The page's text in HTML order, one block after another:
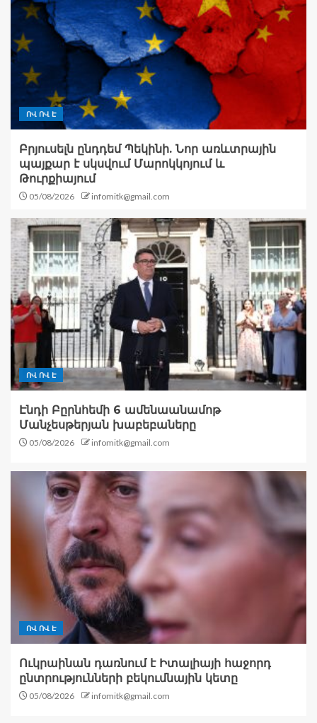
ՈՎ ՈՎ Է
Բրյուսելն ընդդեմ Պեկինի. Նոր առևտրային
պայքար է սկսվում Մարոկկոյում և
Թուրքիայում
05/08/2026 infomitk@gmail.com
ՈՎ ՈՎ Է
Էնդի Բըրնհեմի 6 ամենաանամոթ
Մանչեսթերյան խաբեբաները
05/08/2026 infomitk@gmail.com
ՈՎ ՈՎ Է
Ուկրաինան դառնում է Իտալիայի հաջորդ
ընտրությունների բեկումնային կետը
05/08/2026 infomitk@gmail.com